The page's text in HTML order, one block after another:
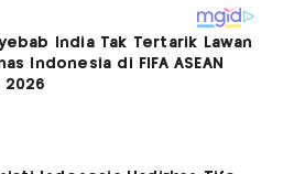
India Tak Tertarik Lawan
Indonesia di FIFA ASEAN
2026